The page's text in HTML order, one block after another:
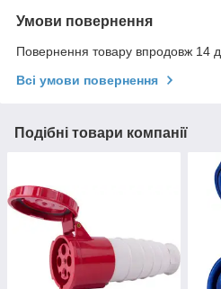
Умови повернення
Повернення товару впродовж 14
Всі умови повернення
Подібні товари компанії